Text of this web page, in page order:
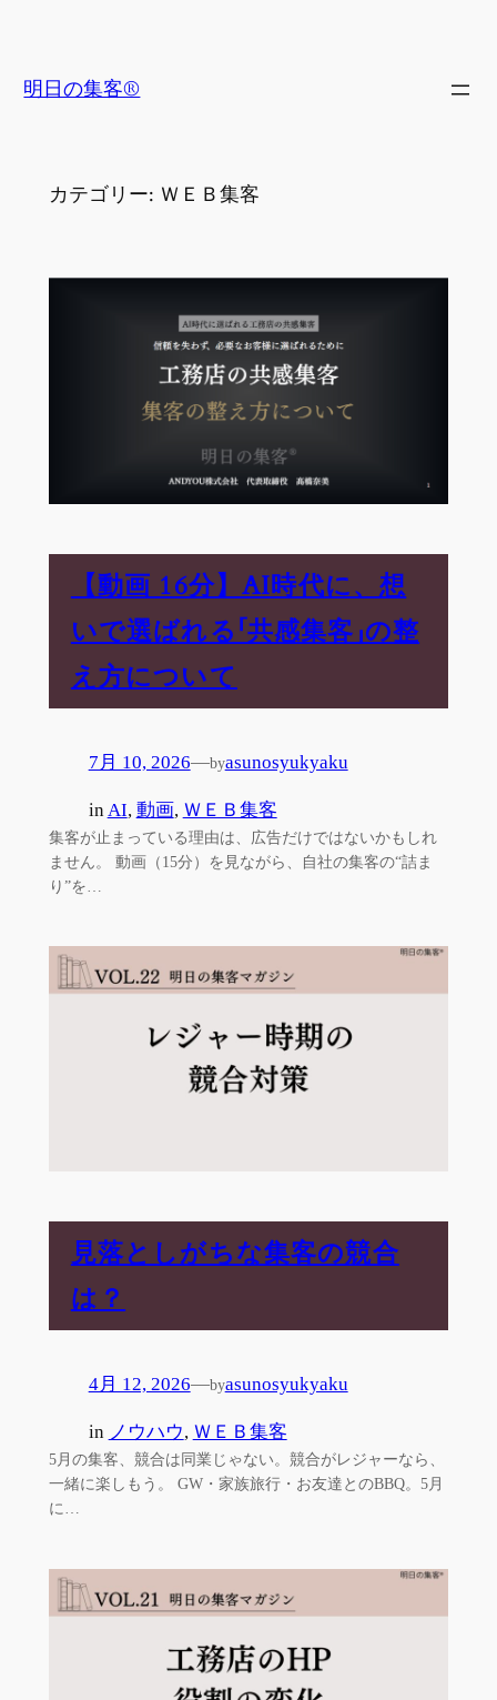
を明日の集客®
カテゴリー: ＷＥＢ集客
【動画 16分】AI時代に、想
いで選ばれる「共感集客」の整
え方について
7月 10, 2026—byasunosyukyaku
in AI, 動画, ＷＥＢ集客
集客が止まっている理由は、広告だけではないかもしれ
ません。 動画（15分）を見ながら、自社の集客の“詰ま
り”を…
見落としがちな集客の競合
は？
4月 12, 2026—byasunosyukyaku
in ノウハウ, ＷＥＢ集客
5月の集客、競合は同業じゃない。競合がレジャーなら、
一緒に楽しもう。 GW・家族旅行・お友達とのBBQ。5月
に…